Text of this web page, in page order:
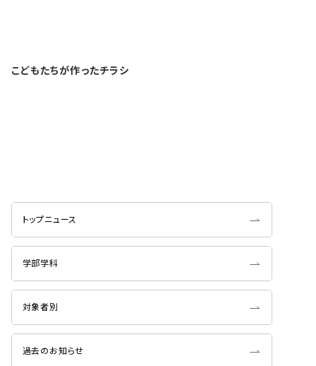
こどもたちが作ったチラシ
トップニュース
学部学科
対象者別
過去のお知らせ